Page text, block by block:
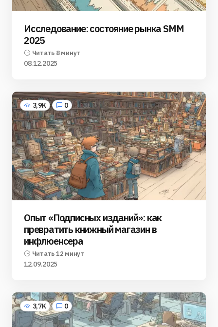
Исследование: состояние рынка SMM
2025
Читать 8 минут
08.12.2025
3,9K 0
Опыт «Подписных изданий»: как
превратить книжный магазин в
инфлюенсера
Читать 12 минут
12.09.2025
3,7K 0